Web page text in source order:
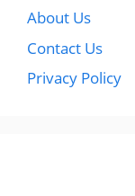
About Us
Contact Us
Privacy Policy